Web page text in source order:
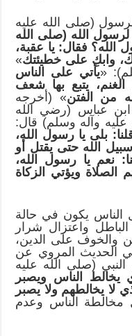
(صلى الله عليه
الله (صلى الله
الله؟ فقال: يا عقبة،
وابكِ على خطيئتك»
«يأتي على الناس
يتبع بها شعف
من الفتن» (أخرجه
ابن عباس (رضي الله
وآله وسلم) قال:
بلى يا رسول الله،
الله حتى يقتل أو
نعم يا رسول الله،
ويؤتي الزكاة
الناس يكون في حالة
واعتزال شرار
والخوف على الدين،
الحديث المروي عن
(صلى الله عليه
يخالط الناس ويصبر
لا يخالطهم ولا يصبر
مخالطة الناس وعدم